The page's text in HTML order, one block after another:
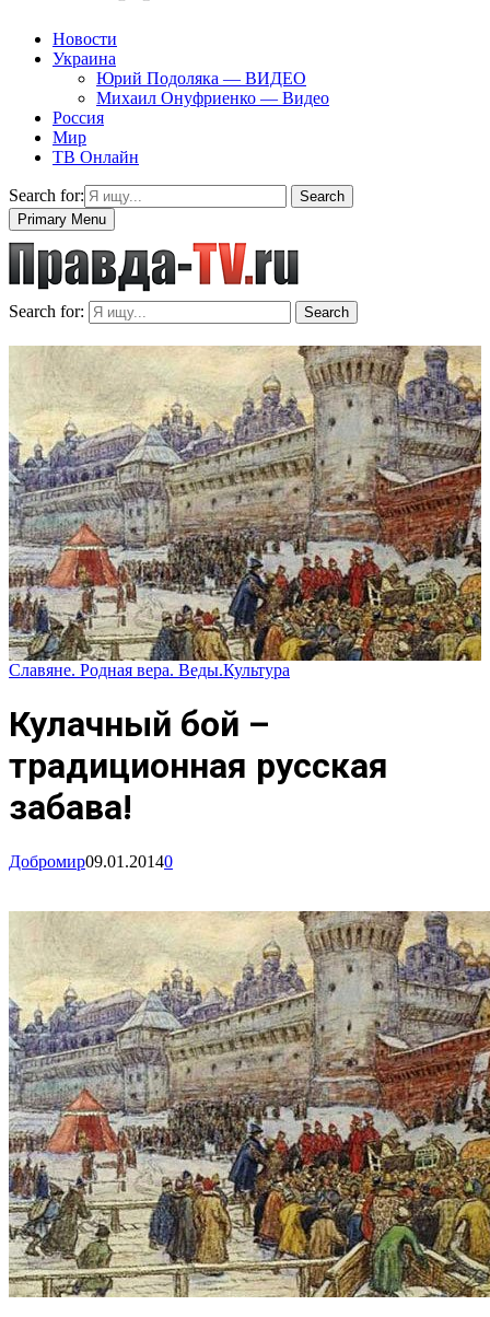
Новости
Украина
Юрий Подоляка — ВИДЕО
Михаил Онуфриенко — Видео
Россия
Мир
ТВ Онлайн
Search for:
Search
Primary Menu
Search for: Search
Славяне. Родная вера. Веды.Культура
Кулачный бой –
традиционная русская
забава!
Добромир09.01.20140